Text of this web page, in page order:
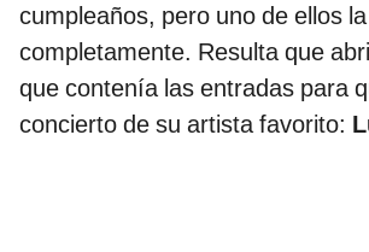
cumpleaños, pero uno de ellos
completamente. Resulta que
que contenía las entradas para
concierto de su artista favorito: